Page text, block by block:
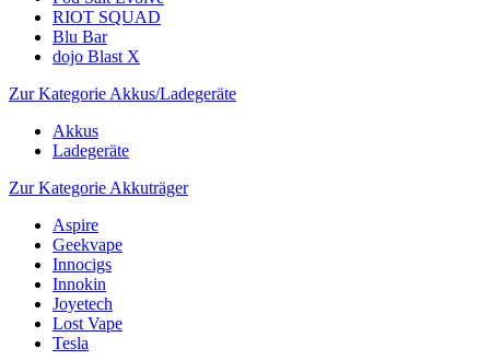
RIOT SQUAD
Blu Bar
dojo Blast X
Zur Kategorie Akkus/Ladegeräte
Akkus
Ladegeräte
Zur Kategorie Akkuträger
Aspire
Geekvape
Innocigs
Innokin
Joyetech
Lost Vape
Tesla